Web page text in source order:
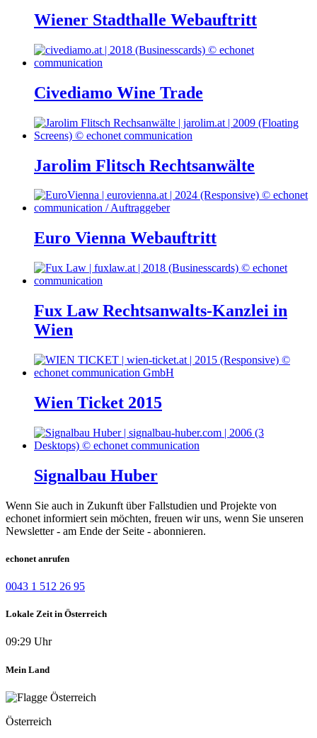
Wiener Stadthalle Webauftritt
Civediamo Wine Trade
Jarolim Flitsch Rechtsanwälte
Euro Vienna Webauftritt
Fux Law Rechtsanwalts-Kanzlei in
Wien
Wien Ticket 2015
Signalbau Huber
Wenn Sie auch in Zukunft über Fallstudien und Projekte von
echonet informiert sein möchten, freuen wir uns, wenn Sie unseren
Newsletter - am Ende der Seite - abonnieren.
echonet anrufen
0043 1 512 26 95
Lokale Zeit in Österreich
09:29 Uhr
Mein Land
Österreich